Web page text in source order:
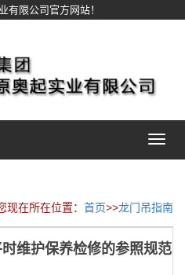
有限公司官方网站！
Toggle
现在所在位置： 首页>>龙门吊指南
维护保养检修的参照规范